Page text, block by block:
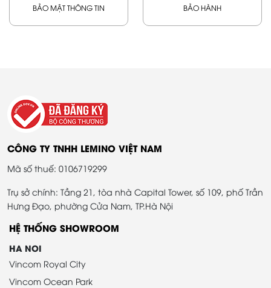
BẢO MẬT THÔNG TIN BẢO HÀNH
CÔNG TY TNHH LEMINO VIỆT NAM
Mã số thuế: 0106719299
Trụ sở chính: Tầng 21, tòa nhà Capital Tower, số 109, phố Trần
Hưng Đạo, phường Cửa Nam, TP.Hà Nội
HỆ THỐNG SHOWROOM
HA NOI
Vincom Royal City
Vincom Ocean Park